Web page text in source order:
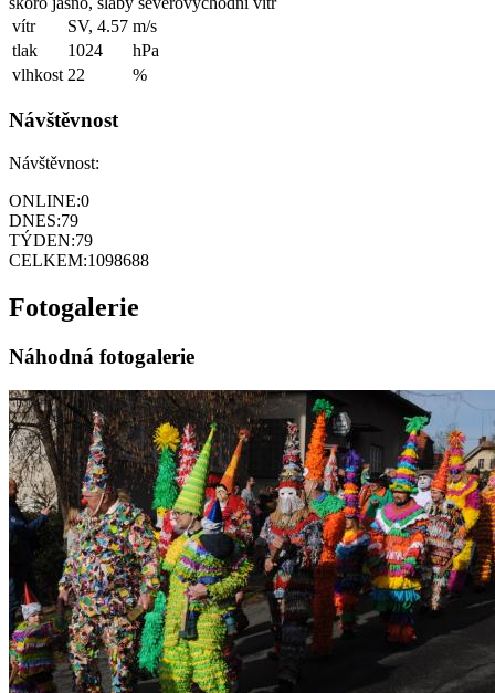
vítr
SV, 4.57 m/s
tlak
1024
hPa
vlhkost 22 %
Návštěvnost
Návštěvnost:
ONLINE:0
DNES:79
TÝDEN:79
CELKEM:1098688
Fotogalerie
Náhodná fotogalerie